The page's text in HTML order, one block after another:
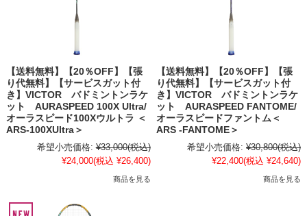
【送料無料】【20％OFF】【張
り代無料】【サービスガット付
き】VICTOR バドミントンラケ
ット AURASPEED 100X Ultra/
オーラスピード100Xウルトラ ＜
ARS-100XUltra＞
希望小売価格: ¥33,000(税込)
¥24,000(税込 ¥26,400)
商品を見る
【送料無料】【20％OFF】【張
り代無料】【サービスガット付
き】VICTOR バドミントンラケ
ット AURASPEED FANTOME/
オーラスピードファントム＜
ARS -FANTOME＞
希望小売価格: ¥30,800(税込)
¥22,400(税込 ¥24,640)
商品を見る